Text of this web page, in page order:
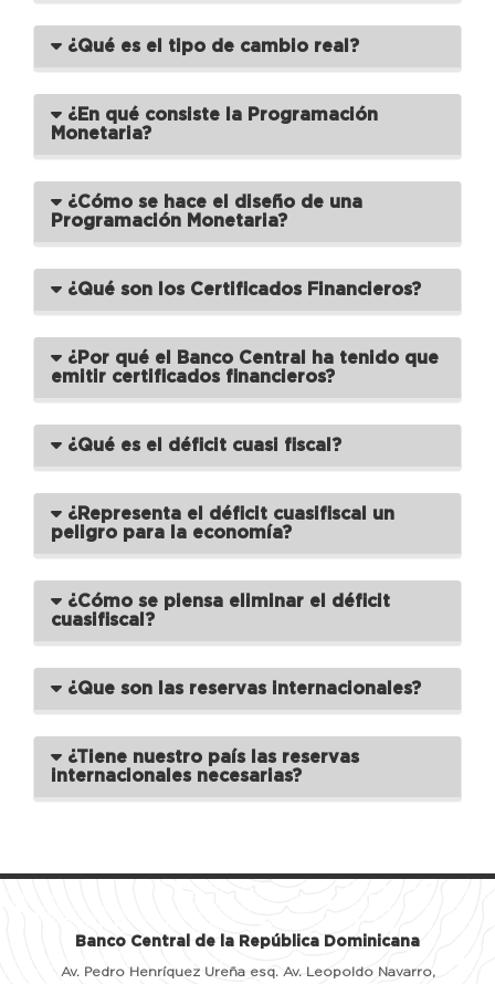
¿Qué es el tipo de cambio real?
¿En qué consiste la Programación
Monetaria?
¿Cómo se hace el diseño de una
Programación Monetaria?
¿Qué son los Certificados Financieros?
¿Por qué el Banco Central ha tenido que
emitir certificados financieros?
¿Qué es el déficit cuasi fiscal?
¿Representa el déficit cuasifiscal un
peligro para la economía?
¿Cómo se piensa eliminar el déficit
cuasifiscal?
¿Que son las reservas internacionales?
¿Tiene nuestro país las reservas
internacionales necesarias?
Banco Central de la República Dominicana
Av. Pedro Henríquez Ureña esq. Av. Leopoldo Navarro,